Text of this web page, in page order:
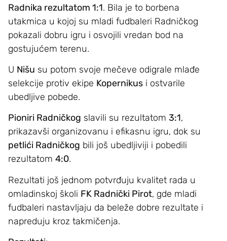
Radnika rezultatom 1:1. Bila je to borbena
utakmica u kojoj su mladi fudbaleri Radničkog
pokazali dobru igru i osvojili vredan bod na
gostujućem terenu.
U Nišu su potom svoje mečeve odigrale mlađe
selekcije protiv ekipe Kopernikus i ostvarile
ubedljive pobede.
Pioniri Radničkog slavili su rezultatom 3:1,
prikazavši organizovanu i efikasnu igru, dok su
petlići Radničkog bili još ubedljiviji i pobedili
rezultatom 4:0.
Rezultati još jednom potvrđuju kvalitet rada u
omladinskoj školi FK Radnički Pirot, gde mladi
fudbaleri nastavljaju da beleže dobre rezultate i
napreduju kroz takmičenja.